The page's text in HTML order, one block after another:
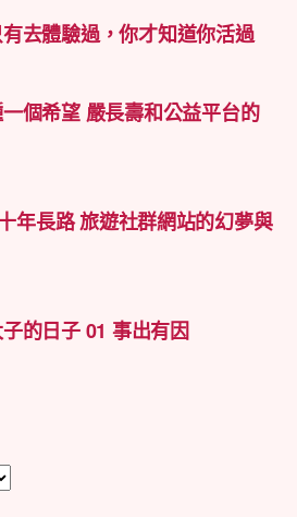
去體驗過，你才知道你活過
個希望 嚴長壽和公益平台的
年長路 旅遊社群網站的幻夢與
的日子 01 事出有因